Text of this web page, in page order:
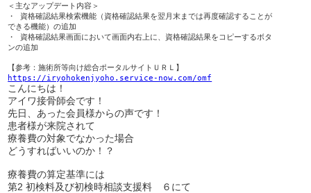
＜主なアップデート内容＞
・ 資格確認結果検索機能（資格確認結果を翌月末までは再度確認することが
できる機能）の追加
・ 資格確認結果画面において画面内右上に、資格確認結果をコピーするボタ
ンの追加
https://iryohokenjyoho.service-now.com/omf
こんにちは！
アイワ接骨師会です！
先日、あった会員様からの声です！
患者様が来院されて
療養費の対象でなかった場合
どうすればいいのか！？
療養費の算定基準には
第2 初検料及び初検時相談支援料 ６にて